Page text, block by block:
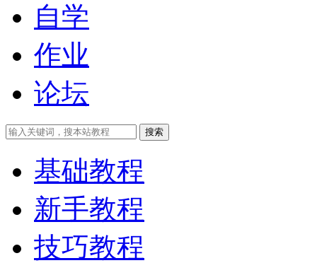
自学
作业
论坛
搜索
基础教程
新手教程
技巧教程